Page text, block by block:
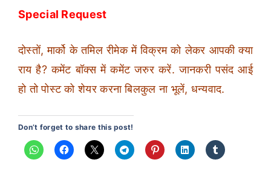
Special Request
दोस्तों, मार्को के तमिल रीमेक में विक्रम को लेकर आपकी क्या
राय है? कमेंट बॉक्स में कमेंट जरुर करें. जानकरी पसंद आई
हो तो पोस्ट को शेयर करना बिलकुल ना भूलें, धन्यवाद.
Don’t forget to share this post!